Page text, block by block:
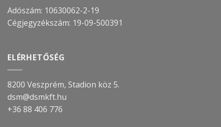
Adószám: 10630062-2-19
Cégjegyzékszám: 19-09-500391
ELÉRHETŐSÉG
8200 Veszprém, Stadion köz 5.
dsm@dsmkft.hu
+36 88 406 776